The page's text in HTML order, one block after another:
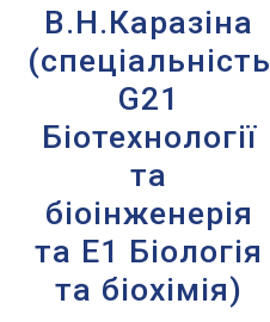
В.Н.Каразіна
(спеціальність
G21
Біотехнології
та
біоінженерія
та E1 Біологія
та біохімія)